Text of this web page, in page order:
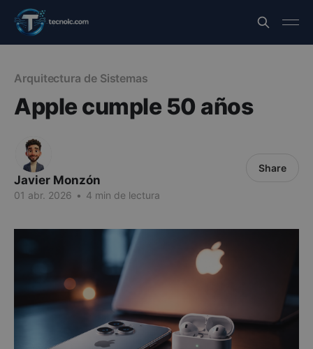
Arquitectura de Sistemas
Apple cumple 50 años
Javier Monzón
01 abr. 2026 • 4 min de lectura
Share